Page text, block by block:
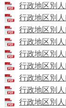
行政地区別
行政地区別
行政地区別
行政地区別
行政地区別
行政地区別
行政地区別
行政地区別
行政地区別